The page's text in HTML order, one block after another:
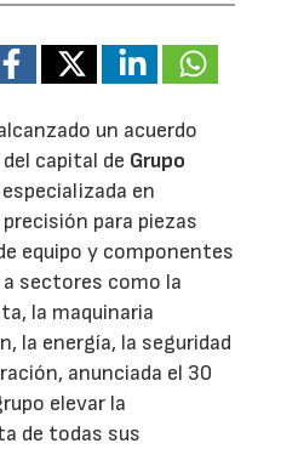
un acuerdo
capital de Grupo
en
para piezas
equipo y componentes
sectores como la
la maquinaria
la energía, la seguridad
anunciada el 30
elevar la
de todas sus